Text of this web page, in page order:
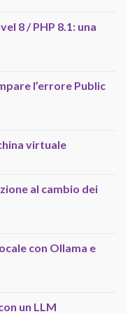
8 / PHP 8.1: una
l’errore Public
virtuale
al cambio dei
con Ollama e
un LLM